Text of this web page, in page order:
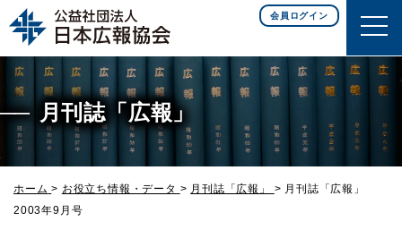
このページの本文へ移動
会員ログイン
月刊誌「広報」
ホーム > お役立ち情報・データ > 月刊誌「広報」 > 月刊誌「広報」
2003年9月号